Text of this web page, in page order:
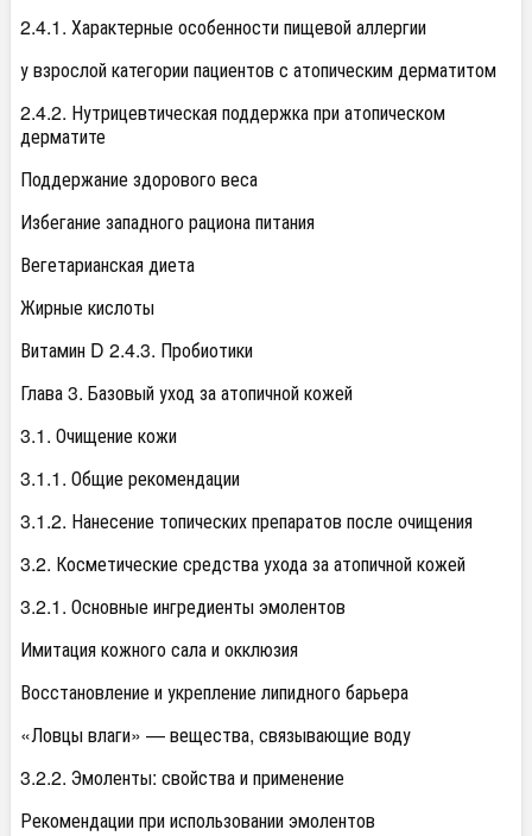
2.4.1. Характерные особенности пищевой аллергии
у взрослой категории пациентов с атопическим дерматитом
2.4.2. Нутрицевтическая поддержка при атопическом
дерматите
Поддержание здорового веса
Избегание западного рациона питания
Вегетарианская диета
Жирные кислоты
Витамин D 2.4.3. Пробиотики
Глава 3. Базовый уход за атопичной кожей
3.1. Очищение кожи
3.1.1. Общие рекомендации
3.1.2. Нанесение топических препаратов после очищения
3.2. Косметические средства ухода за атопичной кожей
3.2.1. Основные ингредиенты эмолентов
Имитация кожного сала и окклюзия
Восстановление и укрепление липидного барьера
«Ловцы влаги» — вещества, связывающие воду
3.2.2. Эмоленты: свойства и применение
Рекомендации при использовании эмолентов